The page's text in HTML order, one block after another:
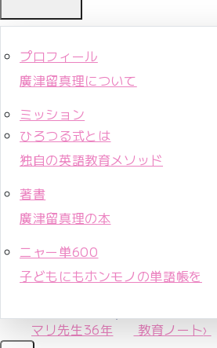
プロフィール
廣津留真理について
ミッション
ひろつる式とは
独自の英語教育メソッド
著書
廣津留真理の本
ニャー単600
子どもにもホンモノの単語帳を
マリ先生36年 教育ノート›